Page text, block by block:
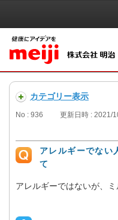
カテゴリー表示
No : 936 更新日時 : 2021/
アレルギーでない
て
アレルギーではないが、